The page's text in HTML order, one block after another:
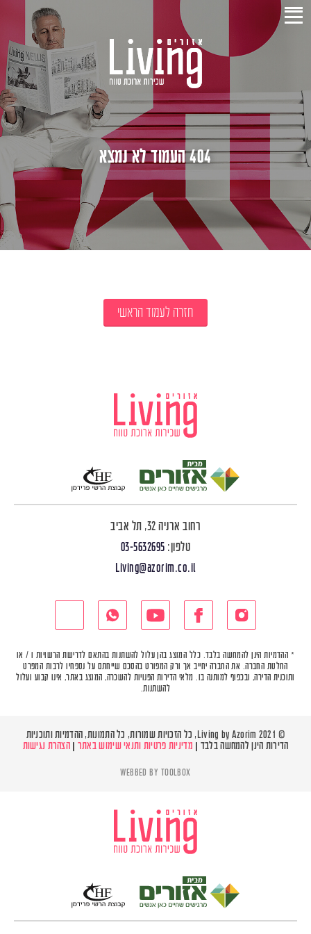
404 העמוד לא נמצא
חזרה לעמוד הראשי
רחוב ארניה 32, תל אביב
טלפון: 03-5632695
Living@azorim.co.il
* ההדמיות הינן להמחשה בלבד. כלל המוצג בהן עלול להשתנות בהתאם לדרישת הרשויות ו / או
החלטת החברה. את החברה יחייב אך ורק המפורט בהסכם שייחתם על נספחיו לרבות המפרט
ותוכנית הדירה, ובכפוף למותנה בו. מלאי הדירות הפנויות להשכרה, המוצג באתר, אינו קבוע ועלול
להשתנות.
© Living by Azorim 2021, כל הזכויות שמורות, כל התמונות, ההדמיות ותוכניות
הדירות הינן להמחשה בלבד |
מדיניות פרטיות ותנאי שימוש באתר הצהרת נגישות
WEBBED BY TOOLBOX